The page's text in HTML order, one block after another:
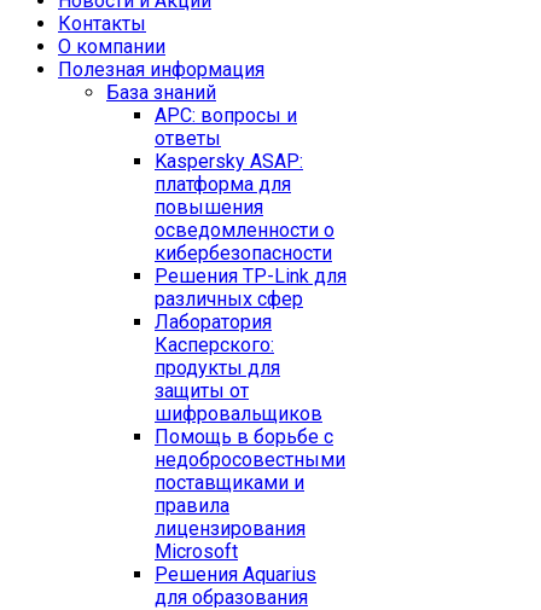
Контакты
O компании
Полезная информация
База знаний
APC: вопросы и
ответы
Kaspersky ASAP:
платформа для
повышения
осведомленности о
кибербезопасности
Решения TP-Link для
различных сфер
Лаборатория
Касперского:
продукты для
защиты от
шифровальщиков
Помощь в борьбе с
недобросовестными
поставщиками и
правила
лицензирования
Microsoft
Решения Aquarius
для образования